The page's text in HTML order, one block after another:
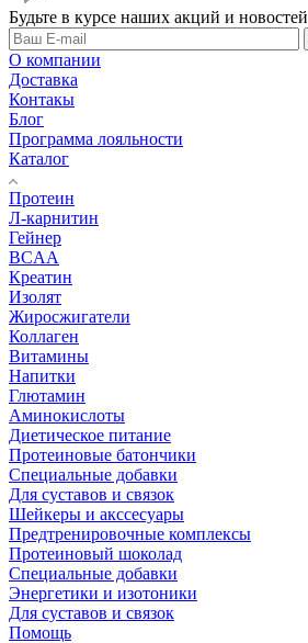
Будьте в курсе наших акций и новостей
О компании
Доставка
Контакы
Блог
Программа лояльности
Каталог
Протеин
Л-карнитин
Гейнер
BCAA
Креатин
Изолят
Жиросжигатели
Коллаген
Витамины
Напитки
Глютамин
Аминокислоты
Диетическое питание
Протеиновые батончики
Специальные добавки
Для суставов и связок
Шейкеры и акссесуары
Предтренировочные комплексы
Протеиновый шоколад
Специальные добавки
Энергетики и изотоники
Для суставов и связок
Помощь